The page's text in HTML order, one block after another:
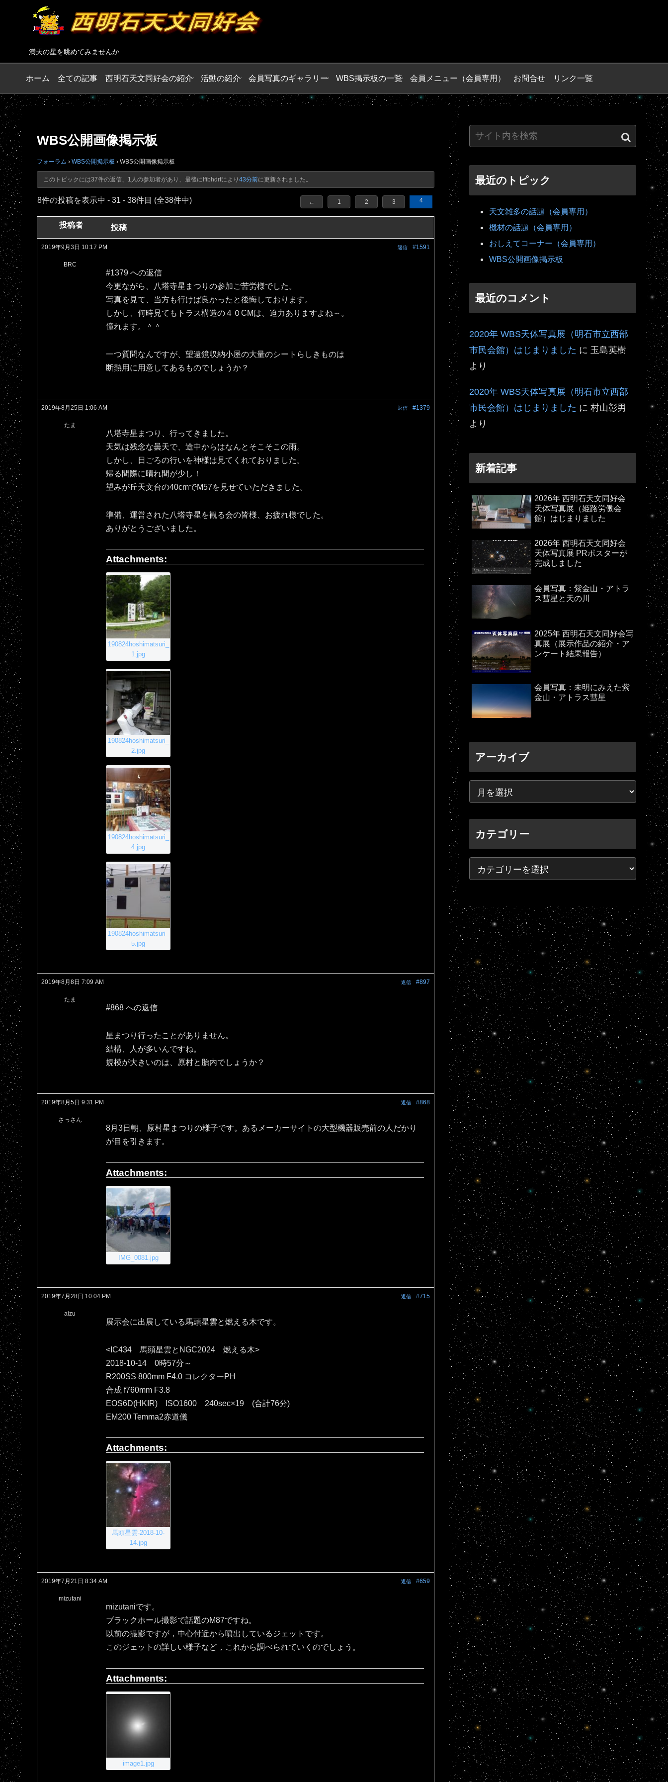
満天の星を眺めてみませんか
ホーム 全ての記事 西明石天文同好会の紹介 活動の紹介 会員写真のギャラリー WBS掲示板の一覧 会員メニュー（会員専用） お問合せ リンク一覧
WBS公開画像掲示板
フォーラム › WBS公開掲示板 › WBS公開画像掲示板
このトピックには37件の返信、1人の参加者があり、最後にlfibhdrfにより 43分前に更新されました。
8件の投稿を表示中 - 31 - 38件目 (全38件中) ← 1 2 3 4
投稿者 投稿
2019年9月3日 10:17 PM #1591
返信
BRC
#1379 への返信
今更ながら、八塔寺星まつりの参加ご苦労様でした。
写真を見て、当方も行けば良かったと後悔しております。
しかし、何時見てもトラス構造の４０CMは、迫力ありますよね～。
憧れます。＾＾
一つ質問なんですが、望遠鏡収納小屋の大量のシートらしきものは
断熱用に用意してあるものでしょうか？
2019年8月25日 1:06 AM #1379
返信
たま
八塔寺星まつり、行ってきました。
天気は残念な曇天で、途中からはなんとそこそこの雨。
しかし、日ごろの行いを神様は見てくれておりました。
帰る間際に晴れ間が少し！
望みが丘天文台の40cmでM57を見せていただきました。
準備、運営された八塔寺星を観る会の皆様、お疲れ様でした。
ありがとうございました。
Attachments:
190824hoshimatsuri_
1.jpg
190824hoshimatsuri_
2.jpg
190824hoshimatsuri_
4.jpg
190824hoshimatsuri_
5.jpg
2019年8月8日 7:09 AM #897
返信
たま
#868 への返信
星まつり行ったことがありません。
結構、人が多いんですね。
規模が大きいのは、原村と胎内でしょうか？
2019年8月5日 9:31 PM #868
返信
さっさん
8月3日朝、原村星まつりの様子です。あるメーカーサイトの大型機器販売前の人だかり
が目を引きます。
Attachments:
IMG_0081.jpg
2019年7月28日 10:04 PM #715
返信
aizu
展示会に出展している馬頭星雲と燃える木です。
<IC434 馬頭星雲とNGC2024 燃える木>
2018-10-14 0時57分～
R200SS 800mm F4.0 コレクターPH
合成 f760mm F3.8
EOS6D(HKIR) ISO1600 240sec×19 (合計76分)
EM200 Temma2赤道儀
Attachments:
馬頭星雲-2018-10-
14.jpg
2019年7月21日 8:34 AM #659
返信
mizutani
mizutaniです。
ブラックホール撮影で話題のM87ですね。
以前の撮影ですが，中心付近から噴出しているジェットです。
このジェットの詳しい様子など，これから調べられていくのでしょう。
Attachments:
image1.jpg
最近のトピック
天文雑多の話題（会員専用）
機材の話題（会員専用）
おしえてコーナー（会員専用）
WBS公開画像掲示板
最近のコメント
2020年 WBS天体写真展（明石市立西部
市民会館）はじまりました に 玉島英樹
より
2020年 WBS天体写真展（明石市立西部
市民会館）はじまりました に 村山彰男
より
新着記事
2026年 西明石天文同好会
天体写真展（姫路労働会
館）はじまりました
2026年 西明石天文同好会
天体写真展 PRポスターが
完成しました
会員写真：紫金山・アトラ
ス彗星と天の川
2025年 西明石天文同好会写
真展（展示作品の紹介・ア
ンケート結果報告）
会員写真：未明にみえた紫
金山・アトラス彗星
アーカイブ
カテゴリー